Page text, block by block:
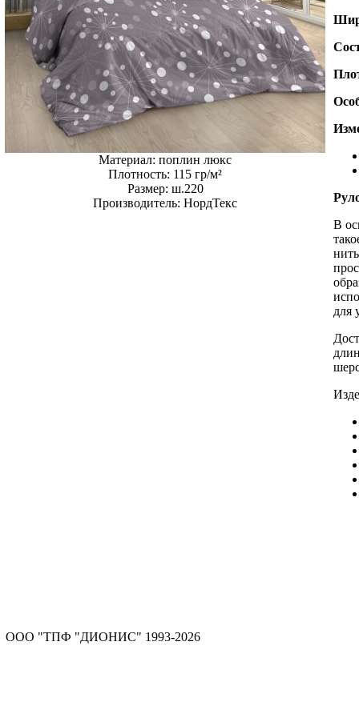
Материал: поплин люкс
Плотность: 115 гр/м²
Размер: ш.220
Производитель: НордТекс
В
для
ООО "ТПФ "ДИОНИС" 1993-2026